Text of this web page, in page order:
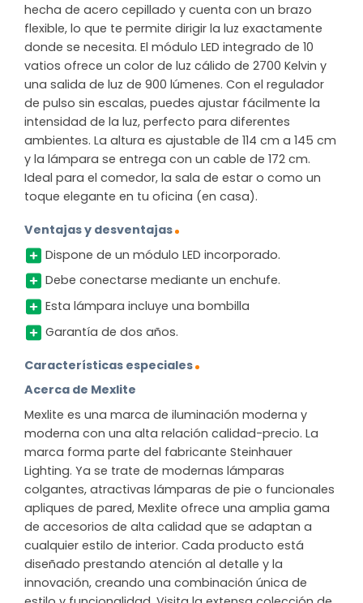
hecha de acero cepillado y cuenta con un brazo
flexible, lo que te permite dirigir la luz exactamente
donde se necesita. El módulo LED integrado de 10
vatios ofrece un color de luz cálido de 2700 Kelvin y
una salida de luz de 900 lúmenes. Con el regulador
de pulso sin escalas, puedes ajustar fácilmente la
intensidad de la luz, perfecto para diferentes
ambientes. La altura es ajustable de 114 cm a 145 cm
y la lámpara se entrega con un cable de 172 cm.
Ideal para el comedor, la sala de estar o como un
toque elegante en tu oficina (en casa).
Ventajas y desventajas
Dispone de un módulo LED incorporado.
Debe conectarse mediante un enchufe.
Esta lámpara incluye una bombilla
Garantía de dos años.
Características especiales
Acerca de Mexlite
Mexlite es una marca de iluminación moderna y
moderna con una alta relación calidad-precio. La
marca forma parte del fabricante Steinhauer
Lighting. Ya se trate de modernas lámparas
colgantes, atractivas lámparas de pie o funcionales
apliques de pared, Mexlite ofrece una amplia gama
de accesorios de alta calidad que se adaptan a
cualquier estilo de interior. Cada producto está
diseñado prestando atención al detalle y la
innovación, creando una combinación única de